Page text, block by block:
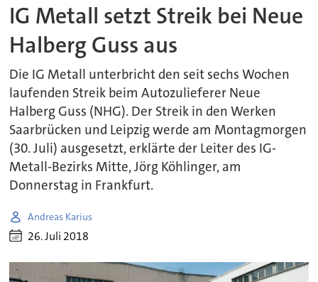
IG Metall setzt Streik bei Neue
Halberg Guss aus
Die IG Metall unterbricht den seit sechs Wochen
laufenden Streik beim Autozulieferer Neue
Halberg Guss (NHG). Der Streik in den Werken
Saarbrücken und Leipzig werde am Montagmorgen
(30. Juli) ausgesetzt, erklärte der Leiter des IG-
Metall-Bezirks Mitte, Jörg Köhlinger, am
Donnerstag in Frankfurt.
Andreas Karius
26. Juli 2018